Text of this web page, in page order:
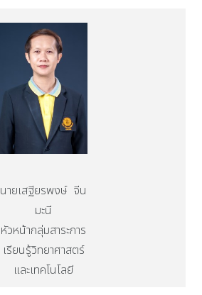
นายเสฐียรพงษ์ จีน
มะนี
หัวหน้ากลุ่มสาระการ
เรียนรู้วิทยาศาสตร์
และเทคโนโลยี